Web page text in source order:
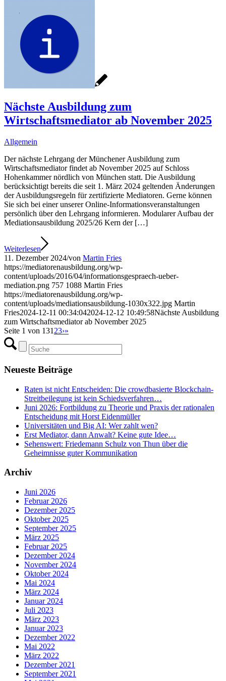
Nächste Ausbildung zum
Wirtschaftsmediator ab November 2025
Allgemein
Der nächste Lehrgang der Münchener Ausbildung zum
Wirtschaftsmediator findet ab November 2025 auf Schloss
Hohenkammer nördlich von München statt. Die Ausbildung
berücksichtigt bereits die seit 1. März 2024 geltenden Änderungen
der Ausbildungsregeln für zertifizierte Mediatoren. Gerne können
Sie sich bei einer unserer Online-Informationsveranstaltungen
persönlich über den Lehrgang informieren. Modularer Aufbau der
Mediationsausbildung 2025/26 Kern der […]
Weiterlesen
11. Dezember 2024/von Martin Fries
https://mediatorenausbildung.org/wp-
content/uploads/2016/04/informationsgespraech-ueber-
mediation.png 757 1088 Martin Fries
https://mediatorenausbildung.org/wp-
content/uploads/mediationsausbildung-1030x322.jpg Martin
Fries2024-12-11 00:34:042024-12-12 10:49:58Nächste Ausbildung
zum Wirtschaftsmediator ab November 2025
Seite 1 von 131 23›»
Neueste Beiträge
Raten ist nicht Entscheiden: Die crowdbasierte Blockchain-
Streitbeilegung ist kein Schiedsverfahren…
Juni 2026: Fortbildung zu Theorie und Praxis der rationalen
Entscheidung mit Horst Eidenmüller
Universitäten und Big AI: Wer zahlt wen?
Erst Mediator, dann Anwalt? Keine gute Idee…
Sehenswert: Friedemann Schulz von Thun über die
Geheimnisse guter Kommunikation
Archiv
Juni 2026
Februar 2026
Dezember 2025
Oktober 2025
September 2025
März 2025
Februar 2025
Dezember 2024
November 2024
Oktober 2024
Mai 2024
März 2024
Januar 2024
Juli 2023
März 2023
Januar 2023
Dezember 2022
Mai 2022
März 2022
Dezember 2021
September 2021